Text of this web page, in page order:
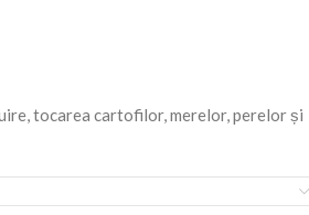
tocarea cartofilor, merelor, perelor și